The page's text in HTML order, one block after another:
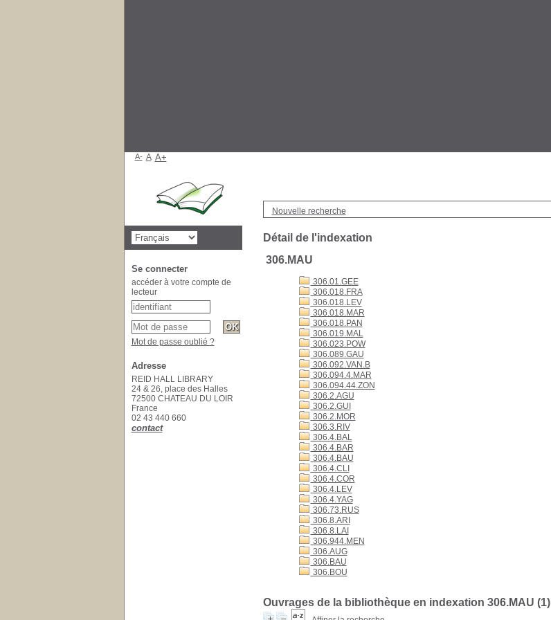
Nouvelle recherche
Détail de l'indexation
306.MAU
306.01.GEE
306.018.FRA
306.018.LEV
306.018.MAR
306.018.PAN
306.019.MAL
306.023.POW
306.089.GAU
306.092.VAN.B
306.094.4.MAR
306.094.44.ZON
306.2.AGU
306.2.GUI
306.2.MOR
306.3.RIV
306.4.BAL
306.4.BAR
306.4.BAU
306.4.CLI
306.4.COR
306.4.LEV
306.4.YAG
306.73.RUS
306.8.ARI
306.8.LAI
306.944.MEN
306.AUG
306.BAU
306.BOU
Ouvrages de la bibliothèque en indexation 306.MAU (1)
A- A A+
Se connecter
accéder à votre compte de
lecteur
Mot de passe oublié ?
Adresse
REID HALL LIBRARY
24 & 26, place des Halles
72500 CHATEAU DU LOIR
France
02 43 440 660
contact